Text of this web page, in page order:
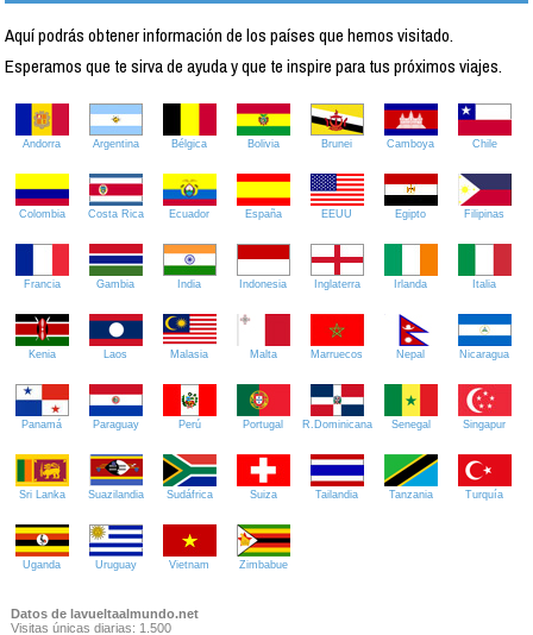
Aquí podrás obtener información de los países que hemos visitado.
Esperamos que te sirva de ayuda y que te inspire para tus próximos viajes.
Andorra Argentina Bélgica Bolivia Brunei Camboya Chile
Colombia Costa Rica Ecuador España EEUU Egipto Filipinas
Francia Gambia India Indonesia Inglaterra Irlanda Italia
Kenia Laos Malasia Malta Marruecos Nepal Nicaragua
Panamá Paraguay Perú Portugal R.Dominicana Senegal Singapur
Sri Lanka Suazilandia Sudáfrica Suiza Tailandia Tanzania Turquía
Uganda Uruguay Vietnam Zimbabue
Datos de lavueltaalmundo.net
Visitas únicas diarias: 1.500